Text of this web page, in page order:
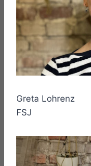
Greta Lohrenz
FSJ